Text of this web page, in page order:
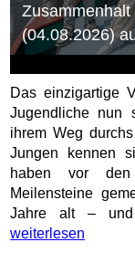
(04.08.2026)
Das einzigartige
Jugendliche nun
ihrem Weg
Jungen kennen
haben vor
Meilensteine
Jahre alt – und
weiterlesen